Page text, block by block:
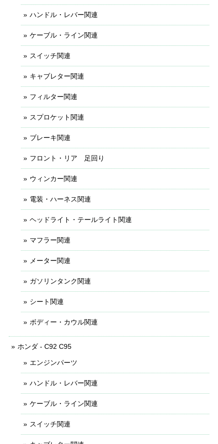
ハンドル・レバー関連
ケーブル・ライン関連
スイッチ関連
キャブレター関連
フィルター関連
スプロケット関連
ブレーキ関連
フロント・リア 足回り
ウィンカー関連
電装・ハーネス関連
ヘッドライト・テールライト関連
マフラー関連
メーター関連
ガソリンタンク関連
シート関連
ボディー・カウル関連
ホンダ - C92 C95
エンジンパーツ
ハンドル・レバー関連
ケーブル・ライン関連
スイッチ関連